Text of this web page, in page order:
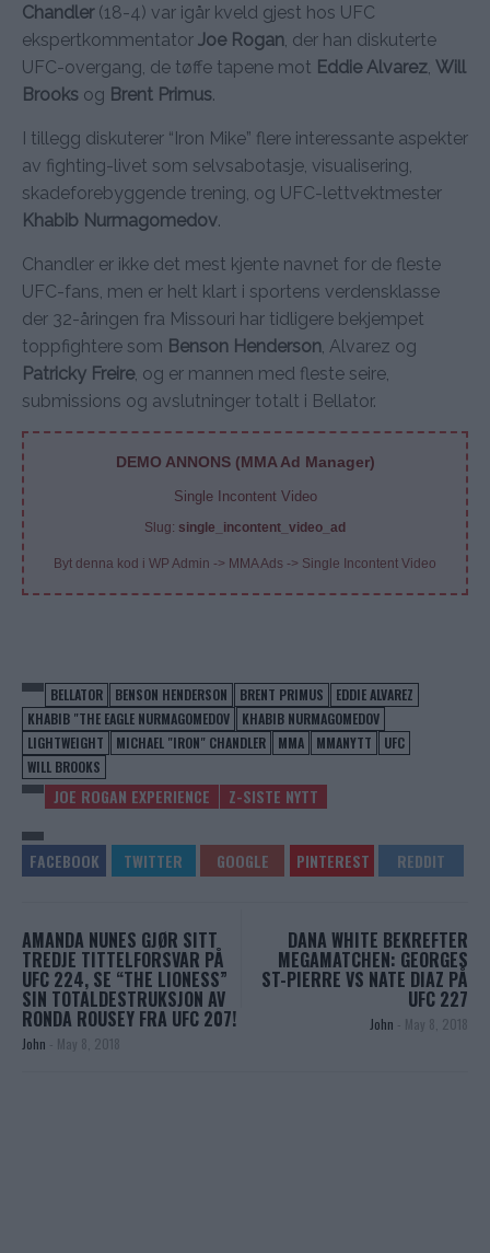
Chandler(18-4) var igår kveld gjest hos UFC
ekspertkommentator Joe Rogan , der han diskuterte
UFC-overgang, de tøffe tapene mot Eddie Alvarez Will
Brooks og Brent Primus.
I tillegg diskuterer “Iron Mike” flere interessante aspekter
av fighting-livet som selvsabotasje, visualisering,
skadeforebyggende trening, og UFC-lettvektmester
Khabib Nurmagomedov.
Chandler er ikke det mest kjente navnet for de fleste
UFC-fans, men er helt klart i sportens verdensklasse
der 32-åringen fra Missouri har tidligere bekjempet
toppfightere som Benson Henderson , Alvarez og
Patricky Freire, og er mannen med fleste seire,
submissions og avslutninger totalt i Bellator.
DEMO ANNONS (MMA Ad Manager)
Single Incontent Video
Slug: single_incontent_video_ad
Byt denna kod i WP Admin -> MMA Ads -> Single Incontent Video
BELLATOR BENSON HENDERSON BRENT PRIMUS
EDDIE ALVAREZ
KHABIB "THE EAGLE NURMAGOMEDOV
KHABIB NURMAGOMEDOV
LIGHTWEIGHT
MICHAEL "IRON" CHANDLER MMA MMANYTT
UFC
WILL BROOKS
JOE ROGAN EXPERIENCE Z-SISTE NYTT
AMANDA NUNES GJØR SITT
TREDJE TITTELFORSVAR PÅ
UFC 224, SE “THE LIONESS”
SIN TOTALDESTRUKSJON AV
RONDA ROUSEY FRA UFC 207!
John - May 8, 2018
DANA WHITE BEKREFTER
MEGAMATCHEN: GEORGES
ST-PIERRE VS NATE DIAZ PÅ
UFC 227
John - May 8, 2018